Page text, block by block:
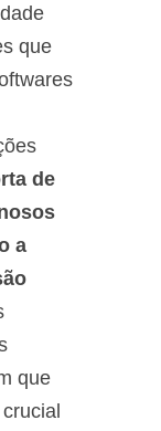
que
de
a
que